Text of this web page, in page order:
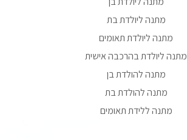
מתנה ליולדת בת
מתנה ליולדת תאומים
מתנה ליולדת בהרכבה אישית
מתנה להולדת בן
מתנה להולדת בת
מתנה ללידת תאומים